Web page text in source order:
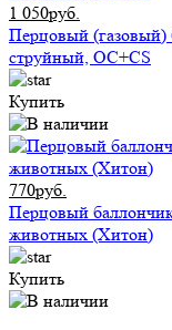
1 050руб.
Перцовый (газовый)
струйный, ОC+CS
Купить
770руб.
Перцовый
животных (Хитон)
Купить